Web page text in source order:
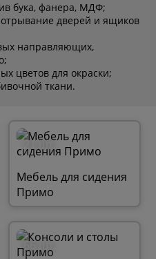
бука, фанера, МДФ;
дверей и ящиков
направляющих,
цветов для окраски;
ткани.
21 шт.
Мебель для сидения
Примо
66 шт.